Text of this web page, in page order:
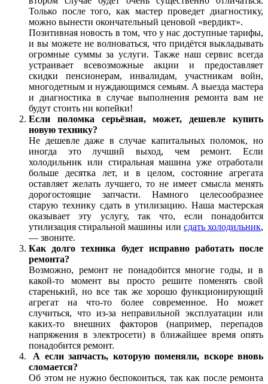
Только после того, как мастер проведет диагностику,
можно вынести окончательный ценовой «вердикт».
Позитивная новость в том, что у нас доступные тарифы,
и вы можете не волноваться, что придётся выкладывать
огромные суммы за услуги. Также наш сервис всегда
устраивает всевозможные акции и предоставляет
скидки пенсионерам, инвалидам, участникам войн,
многодетным и нуждающимся семьям. А выезда мастера
и диагностика в случае выполнения ремонта вам не
будут стоить ни копейки!
Если поломка серьёзная, может, дешевле купить
новую технику?
Не дешевле даже в случае капитальных поломок, но
иногда это лучший выход, чем ремонт. Если
холодильник или стиральная машина уже отработали
больше десятка лет, и в целом, состояние агрегата
оставляет желать лучшего, то не имеет смысла менять
дорогостоящие запчасти. Намного целесообразнее
старую технику сдать в утилизацию. Наша мастерская
оказывает эту услугу, так что, если понадобится
утилизация стиральной машины или сдать холодильник,
— звоните.
Как долго техника будет исправно работать после
ремонта?
Возможно, ремонт не понадобится многие годы, и в
какой-то момент вы просто решите поменять свой
старенький, но все так же хорошо функционирующий
агрегат на что-то более современное. Но может
случиться, что из-за неправильной эксплуатации или
каких-то внешних факторов (например, перепадов
напряжения в электросети) в ближайшее время опять
понадобится ремонт.
А если запчасть, которую поменяли, вскоре вновь
сломается?
Об этом не нужно беспокоиться, так как после ремонта